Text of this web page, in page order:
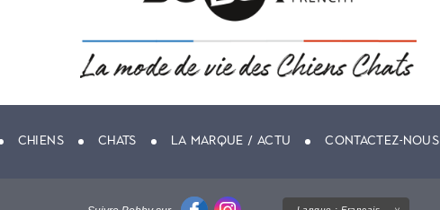
CHIENS CHATS LA MARQUE / ACTU CONTACTEZ-NOUS